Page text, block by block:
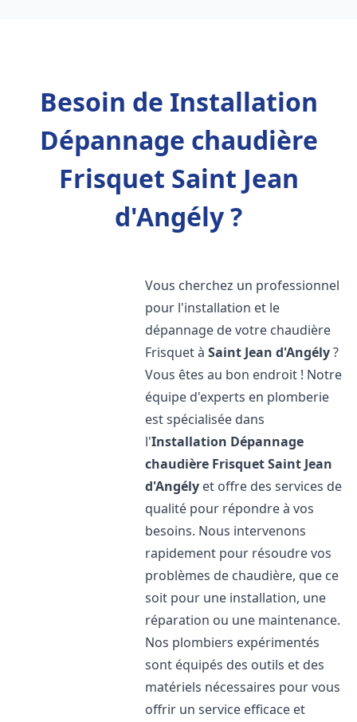
Besoin de Installation
Dépannage chaudière
Frisquet Saint Jean
d'Angély ?
Vous cherchez un professionnel
pour l'installation et le
dépannage de votre chaudière
Frisquet àSaint Jean d'Angély?
Vous êtes au bon endroit ! Notre
équipe d'experts en plomberie
est spécialisée dans
l'Installation Dépannage
chaudière FrisquetSaint Jean
d'Angély et offre des services de
qualité pour répondre à vos
besoins. Nous intervenons
rapidement pour résoudre vos
problèmes de chaudière, que ce
soit pour une installation, une
réparation ou une maintenance.
Nos plombiers expérimentés
sont équipés des outils et des
matériels nécessaires pour vous
offrir un service efficace et